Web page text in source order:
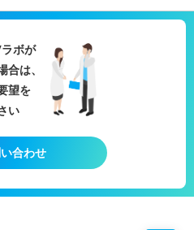
ボが
は、
望を
い
合わせ